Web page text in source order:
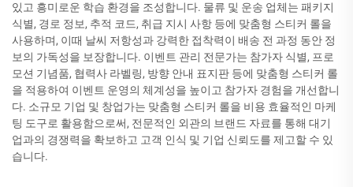
있고 흥미로운 학습 환경을 조성합니다. 물류 및 운송 업체는 패키지
식별, 경로 정보, 추적 코드, 취급 지시 사항 등에 맞춤형 스티커 롤을
사용하며, 이때 날씨 저항성과 강력한 접착력이 배송 전 과정 동안 정
보의 가독성을 보장합니다. 이벤트 관리 전문가는 참가자 식별, 프로
모션 기념품, 협력사 라벨링, 방향 안내 표지판 등에 맞춤형 스티커 롤
을 적용하여 이벤트 운영의 체계성을 높이고 참가자 경험을 개선합니
다. 소규모 기업 및 창업가는 맞춤형 스티커 롤을 비용 효율적인 마케
팅 도구로 활용함으로써, 전문적인 외관의 브랜드 자료를 통해 대기
업과의 경쟁력을 확보하고 고객 인식 및 기업 신뢰도를 제고할 수 있
습니다.